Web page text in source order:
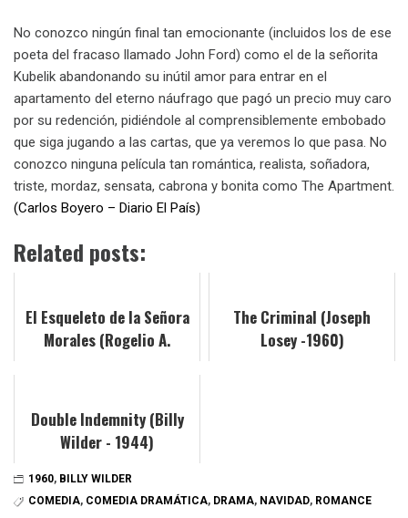
No conozco ningún final tan emocionante (incluidos los de ese
poeta del fracaso llamado John Ford) como el de la señorita
Kubelik abandonando su inútil amor para entrar en el
apartamento del eterno náufrago que pagó un precio muy caro
por su redención, pidiéndole al comprensiblemente embobado
que siga jugando a las cartas, que ya veremos lo que pasa. No
conozco ninguna película tan romántica, realista, soñadora,
triste, mordaz, sensata, cabrona y bonita como The Apartment.
(Carlos Boyero – Diario El País)
Related posts:
El Esqueleto de la Señora
Morales (Rogelio A.
The Criminal (Joseph
Losey -1960)
Double Indemnity (Billy
Wilder - 1944)
1960, BILLY WILDER
COMEDIA, COMEDIA DRAMÁTICA, DRAMA, NAVIDAD, ROMANCE